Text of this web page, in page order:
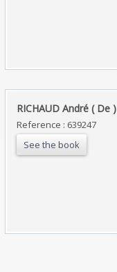
‎RICHAUD André ( De )‎
Reference : 639247
See the book